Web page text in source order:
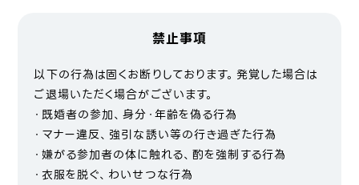
禁止事項
以下の行為は固くお断りしております。発覚した場合は
ご退場いただく場合がございます。
・既婚者の参加、身分・年齢を偽る行為
・マナー違反、強引な誘い等の行き過ぎた行為
・嫌がる参加者の体に触れる、酌を強制する行為
・衣服を脱ぐ、わいせつな行為